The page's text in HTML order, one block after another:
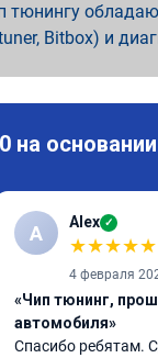
тюнингу
Bitbox) и
на
A Alex ✓
★★★★★
4 февраля
«Чип тюнинг,
автомобиля»
Спасибо ребятам.